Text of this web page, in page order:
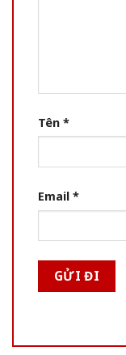
Tên *
Email *